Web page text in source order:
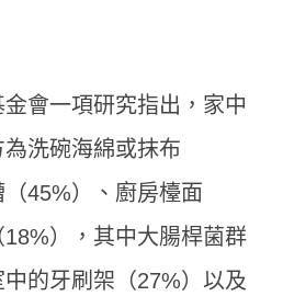
會一項研究指出，家中
洗碗海綿或抹布
（45%）、廚房檯面
18%），其中大腸桿菌群
的牙刷架（27%）以及